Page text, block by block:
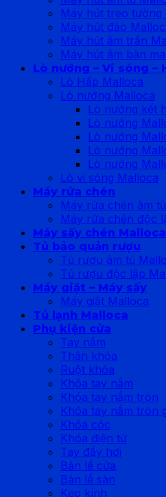
Máy hút treo tường
Máy hút đảo
Máy hút âm trần
Máy hút âm bàn
Lò nướng – Vi sóng –
Lò Hấp Malloca
Lò nướng Malloca
Lò nướng kết
Lò nướng
Lò nướng
Lò nướng
Lò nướng
Lò vi sóng Malloca
Máy rửa chén
Máy rửa chén âm
Máy rửa chén độc
Máy sấy chén Malloca
Tủ bảo quản rượu
Tủ rượu âm tủ
Tủ rượu độc lập
Máy giặt – Máy sấy
Máy giặt Malloca
Tủ lạnh Malloca
Phụ kiện cửa
Tay nắm
Thân khóa
Ruột khóa
Khóa tay nắm
Khóa tay nắm tròn
Khóa tay nắm tròn
Khóa cóc
Khóa điện tử
Tay đẩy hơi
Bản lề cửa
Bản lề sàn
Kẹp kính